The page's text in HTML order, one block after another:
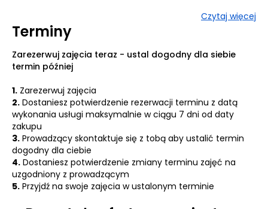
Jestem psychologiem, certyfikowanym coachem (ICI) i
Practitioner NLP. Ponadto jestem rownież terapeutką
terapii skoncentrowanej na rozwiązaniach w procesie
certyfikacji.
grupowych i ok 700 godzin spotkań indywidulanych z
zakresu life coachingu, job coachingu. Pracowałam z
osobami indywidualnymi i z organizacjami
pozarządowymi, ale także z jednostkami samorządu
terytorialnego oraz innymi instytucjami, a także z
przedsiębiorstwami społecznymi.
Podczas naszych spotkań wspólnie wypracowywaliśmy
satysfakcjonujące rozwiązania. Ponadto byłam
Czytaj więcej
Terminy
Zarezerwuj zajęcia teraz - ustal dogodny dla siebie
termin później
1. Zarezerwuj zajęcia
2. Dostaniesz potwierdzenie rezerwacji terminu z datą
wykonania usługi maksymalnie w ciągu 7 dni od daty
zakupu
3. Prowadzący skontaktuje się z tobą aby ustalić termin
dogodny dla ciebie
4. Dostaniesz potwierdzenie zmiany terminu zajęć na
uzgodniony z prowadzącym
5. Przyjdź na swoje zajęcia w ustalonym terminie